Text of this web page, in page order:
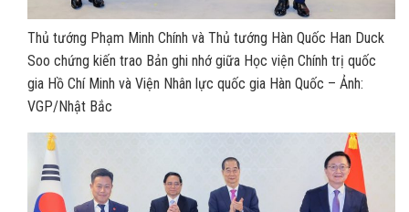
Thủ tướng Phạm Minh Chính và Thủ tướng Hàn Quốc Han Duck
Soo chứng kiến trao Bản ghi nhớ giữa Học viện Chính trị quốc
gia Hồ Chí Minh và Viện Nhân lực quốc gia Hàn Quốc – Ảnh:
VGP/Nhật Bắc